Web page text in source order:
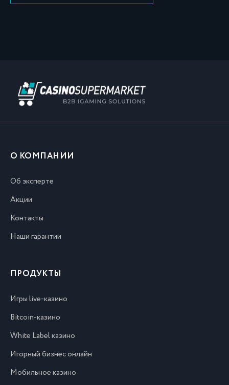
О КОМПАНИИ
Об эксперте
Акции
Контакты
Наши гарантии
ПРОДУКТЫ
Игры live-казино
Bitcoin-казино
White Label казино
Игорный бизнес онлайн
Мобильное казино